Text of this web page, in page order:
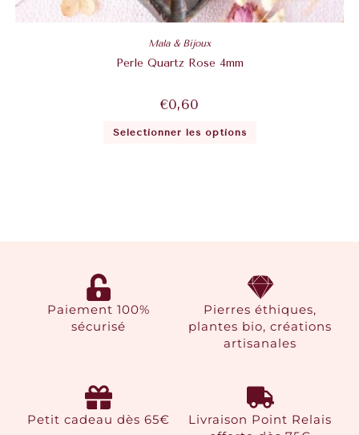
Mala & Bijoux
Perle Quartz Rose 4mm
€0,60
Sélectionner les options
Paiement 100%
sécurisé
Pierres éthiques,
plantes bio, créations
artisanales
Petit cadeau dès 65€
Livraison Point Relais